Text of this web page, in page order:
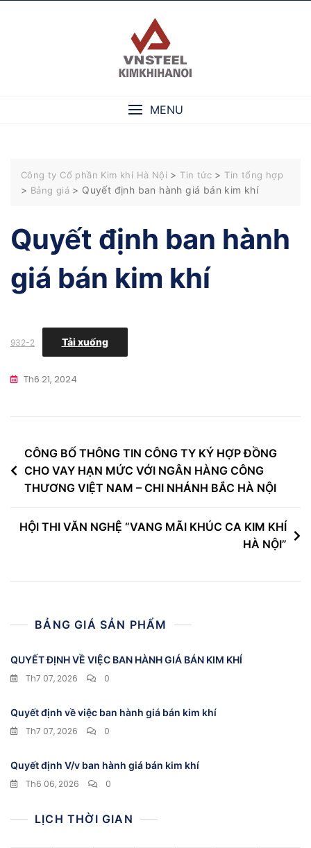
MENU
Công ty Cổ phần Kim khí Hà Nội > Tin tức > Tin tổng hợp
> Bảng giá > Quyết định ban hành giá bán kim khí
Quyết định ban hành
giá bán kim khí
932-2 Tải xuống
Th6 21, 2024
Điều
hướng
bài
viết
CÔNG BỐ THÔNG TIN CÔNG TY KÝ HỢP ĐỒNG
CHO VAY HẠN MỨC VỚI NGÂN HÀNG CÔNG
THƯƠNG VIỆT NAM – CHI NHÁNH BẮC HÀ NỘI
HỘI THI VĂN NGHỆ “VANG MÃI KHÚC CA KIM KHÍ
HÀ NỘI”
BẢNG GIÁ SẢN PHẨM
QUYẾT ĐỊNH VỀ VIỆC BAN HÀNH GIÁ BÁN KIM KHÍ
Th7 07, 2026
0
Quyết định về việc ban hành giá bán kim khí
Th7 07, 2026
0
Quyết định V/v ban hành giá bán kim khí
Th6 06, 2026
0
LỊCH THỜI GIAN